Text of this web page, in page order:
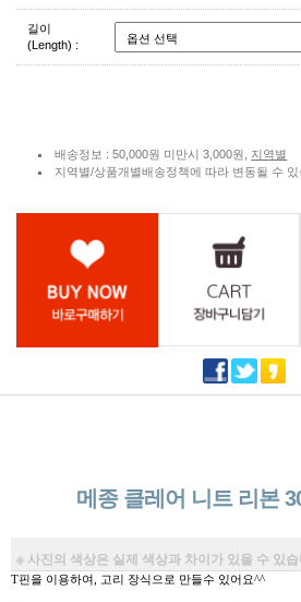
길이
(Length) :
배송정보 : 50,000원 미만시 3,000원, 지역별
지역별/상품개별배송정책에 따라 변동될 수
메종 클레어 니트 리본
※ 사진의 색상은 실제 색상과 차이가 있을 수 있
T핀을 이용하여, 고리 장식으로 만들수 있어요^^